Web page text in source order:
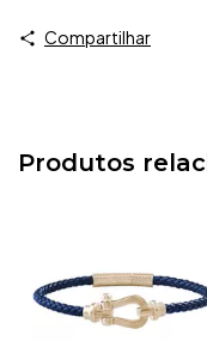
Compartilhar
Produtos